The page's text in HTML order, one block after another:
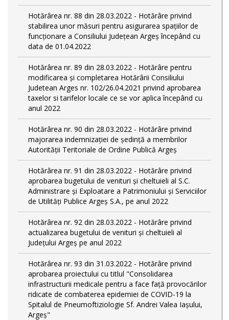
Hotărârea nr. 88 din 28.03.2022 - Hotărâre privind
stabilirea unor măsuri pentru asigurarea spațiilor de
funcționare a Consiliului Județean Argeș începând cu
data de 01.04.2022
Hotărârea nr. 89 din 28.03.2022 - Hotărâre pentru
modificarea și completarea Hotărârii Consiliului
Judetean Arges nr. 102/26.04.2021 privind aprobarea
taxelor si tarifelor locale ce se vor aplica începând cu
anul 2022
Hotărârea nr. 90 din 28.03.2022 - Hotărâre privind
majorarea indemnizației de ședință a membrilor
Autorității Teritoriale de Ordine Publică Argeș
Hotărârea nr. 91 din 28.03.2022 - Hotărâre privind
aprobarea bugetului de venituri și cheltuieli al S.C.
Administrare și Exploatare a Patrimoniului și Serviciilor
de Utilități Publice Argeș S.A., pe anul 2022
Hotărârea nr. 92 din 28.03.2022 - Hotărâre privind
actualizarea bugetului de venituri și cheltuieli al
Județului Argeș pe anul 2022
Hotărârea nr. 93 din 31.03.2022 - Hotărâre privind
aprobarea proiectului cu titlul "Consolidarea
infrastructurii medicale pentru a face față provocărilor
ridicate de combaterea epidemiei de COVID-19 la
Spitalul de Pneumoftiziologie Sf. Andrei Valea Iașului,
Argeș"